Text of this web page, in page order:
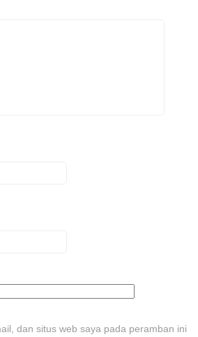
dan situs web saya pada peramban ini